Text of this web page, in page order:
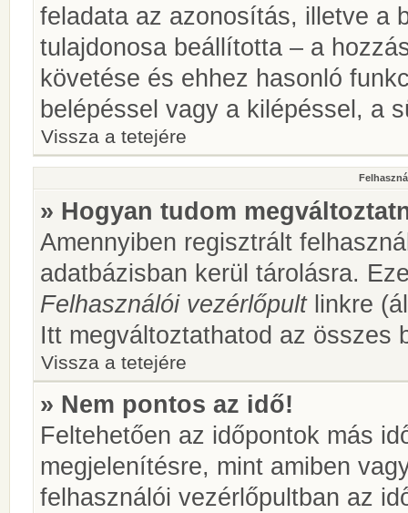
feladata az azonosítás, illetve a
tulajdonosa beállította – a
követése és ehhez hasonló
belépéssel vagy a kilépéssel, a
Vissza a tetejére
» Hogyan tudom
Amennyiben regisztrált
adatbázisban kerül tárolásra.
Felhasználói vezérlőpultlinkre
Itt megváltoztathatod az összes
Vissza a tetejére
» Nem pontos az idő!
Feltehetően az időpontok más
megjelenítésre, mint amiben
felhasználói vezérlőpultban az